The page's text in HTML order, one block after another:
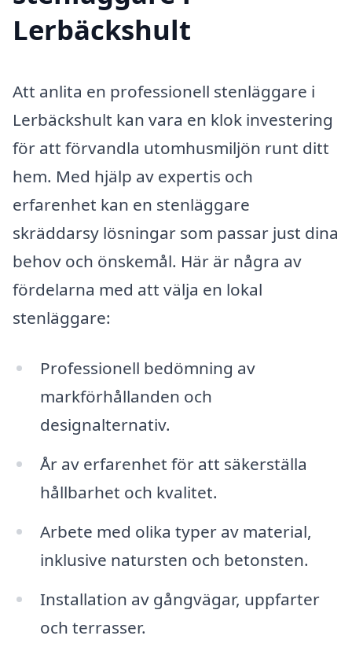
Lerbäckshult
Att anlita en professionell stenläggare i
Lerbäckshult kan vara en klok investering
för att förvandla utomhusmiljön runt ditt
hem. Med hjälp av expertis och
erfarenhet kan en stenläggare
skräddarsy lösningar som passar just dina
behov och önskemål. Här är några av
fördelarna med att välja en lokal
stenläggare:
Professionell bedömning av
markförhållanden och
designalternativ.
År av erfarenhet för att säkerställa
hållbarhet och kvalitet.
Arbete med olika typer av material,
inklusive natursten och betonsten.
Installation av gångvägar, uppfarter
och terrasser.